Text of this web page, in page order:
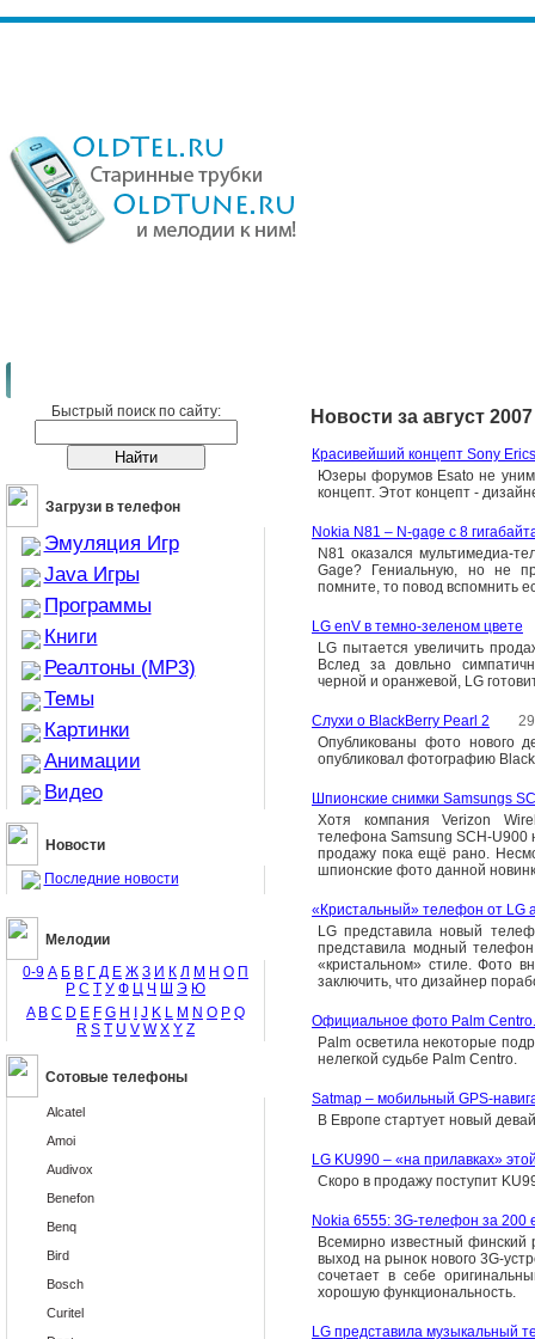
Быстрый поиск по сайту:
Загрузи в телефон
Эмуляция Игр
Java Игры
Программы
Книги
Реалтоны (MP3)
Темы
Картинки
Анимации
Видео
Новости
Последние новости
Мелодии
0-9 А Б В Г Д Е Ж З И К Л М Н О П
Р С Т У Ф Ц Ч Ш Э Ю
A B C D E F G H J K L M N O P Q
R S T U V W X Y Z
Сотовые телефоны
Alcatel
Amoi
Audivox
Benefon
Benq
Bird
Bosch
Curitel
Новости за август
Красивейший концепт Sony
Юзеры форумов Esato не
концепт. Этот концепт -
Nokia N81 – N-gage с 8
N81 оказался мультимедиа-
Gage? Гениальную, но не
помните, то повод вспомнить
LG enV в темно-зеленом цвете
LG пытается увеличить
Вслед за довльно
черной и оранжевой, LG
Слухи о BlackBerry Pearl 2
Опубликованы фото нового
опубликовал фотографию
Шпионские снимки Samsungs
Xотя компания Verizon
телефона Samsung SCH-U900
продажу пока ещё рано.
шпионские фото данной
«Кристальный» телефон от LG
LG представила новый
представила модный
«кристальном» стиле. Фото
заключить, что дизайнер
Официальное фото Palm Centro.
Palm осветила некоторые
нелегкой судьбе Palm Centro.
Satmap – мобильный GPS-
В Европе стартует новый
LG KU990 – «на прилавках»
Скоро в продажу поступит
Nokia 6555: 3G-телефон за 200
Всемирно известный финский
выход на рынок нового 3G-
сочетает в себе
хорошую функциональность.
LG представила музыкальный